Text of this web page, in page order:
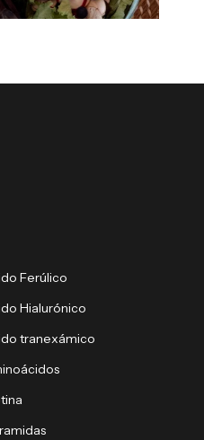
Ferúlico
Hialurónico
tranexámico